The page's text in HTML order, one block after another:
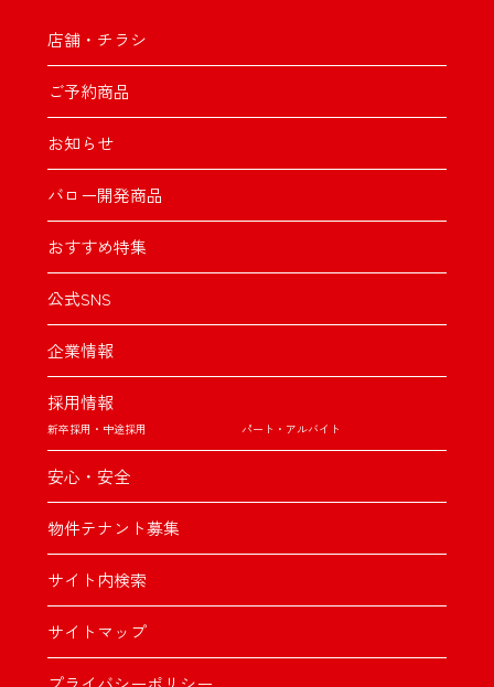
店舗・チラシ
ご予約商品
お知らせ
バロー開発商品
おすすめ特集
公式SNS
企業情報
採用情報
新卒採用・中途採用 パート・アルバイト
安心・安全
物件テナント募集
サイト内検索
サイトマップ